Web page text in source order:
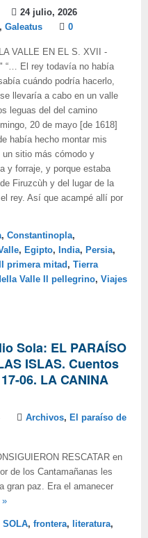
24 julio, 2026
, Galeatus 0
VALLE EN EL S. XVII -
“… El rey todavía no había
cuándo podría hacerlo,
llevaría a cabo en un valle
leguas del del camino
20 de mayo [de 1618]
había hecho montar mis
un sitio más cómodo y
y forraje, y porque estaba
Firuzcùh y del lugar de la
rey. Así que acampé allí por
, Constantinopla,
, Egipto, India, Persia,
primera mitad , Tierra
Valle Il pellegrino, Viajes
Sola: EL PARAÍSO
ISLAS. Cuentos
06. LA CANINA
Archivos, El paraíso de
RESCATAR en
de los Cantamañanas les
gran paz. Era el amanecer
»
SOLA, frontera, literatura,